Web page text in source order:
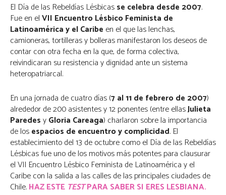
El Día de las Rebeldías Lésbicasse celebra desde 2007.
Fue en elVII Encuentro Lésbico Feminista de
Latinoamérica y el Caribe en el que las lenchas,
camioneras, tortilleras y bolleras manifestaron los deseos de
contar con otra fecha en la que, de forma colectiva,
reivindicaran su resistencia y dignidad ante un sistema
heteropatriarcal.
En una jornada de cuatro días (7 al 11 de febrero de 2007)
alrededor de 200 asistentes y 12 ponentes (entre ellasJulieta
ParedesyGloria Careaga) charlaron sobre la importancia
de losespacios de encuentro y complicidad. El
establecimiento del 13 de octubre como el Día de las Rebeldías
Lésbicas fue uno de los motivos más potentes para clausurar
el VII Encuentro Lésbico Feminista de Latinoamérica y el
Caribe con la salida a las calles de las principales ciudades de
Chile.HAZ ESTE TESTPARA SABER SI ERES LESBIANA.